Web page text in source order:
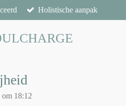
Holistische aanpak
18:12